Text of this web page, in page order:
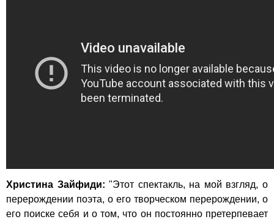
Христина Зайфиди: "Этот спектакль, на мой взгляд, о
перерождении поэта, о его творческом перерождении, о
его поиске себя и о том, что он постоянно претерпевает